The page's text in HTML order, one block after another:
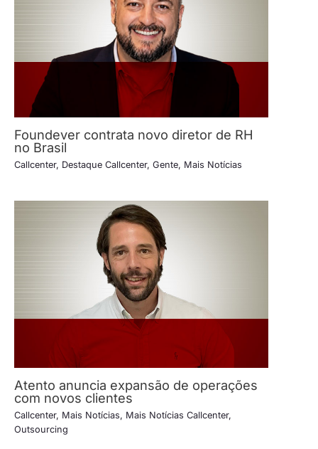
Foundever contrata novo diretor de RH
no Brasil
Callcenter, Destaque Callcenter, Gente, Mais Notícias
Atento anuncia expansão de operações
com novos clientes
Callcenter, Mais Notícias, Mais Notícias Callcenter,
Outsourcing